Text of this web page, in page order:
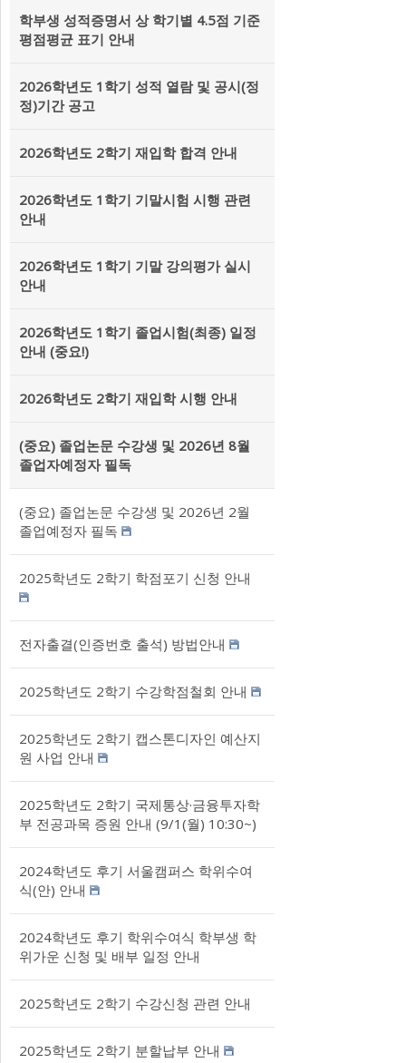
학부생 성적증명서 상 학기별 4.5점 기준
평점평균 표기 안내
2026학년도 1학기 성적 열람 및 공시(정
정)기간 공고
2026학년도 2학기 재입학 합격 안내
2026학년도 1학기 기말시험 시행 관련
안내
2026학년도 1학기 기말 강의평가 실시
안내
2026학년도 1학기 졸업시험(최종) 일정
안내 (중요!)
2026학년도 2학기 재입학 시행 안내
(중요) 졸업논문 수강생 및 2026년 8월
졸업자예정자 필독
(중요) 졸업논문 수강생 및 2026년 2월
졸업예정자 필독
2025학년도 2학기 학점포기 신청 안내
전자출결(인증번호 출석) 방법안내
2025학년도 2학기 수강학점철회 안내
2025학년도 2학기 캡스톤디자인 예산지
원 사업 안내
2025학년도 2학기 국제통상·금융투자학
부 전공과목 증원 안내 (9/1(월) 10:30~)
2024학년도 후기 서울캠퍼스 학위수여
식(안) 안내
2024학년도 후기 학위수여식 학부생 학
위가운 신청 및 배부 일정 안내
2025학년도 2학기 수강신청 관련 안내
2025학년도 2학기 분할납부 안내